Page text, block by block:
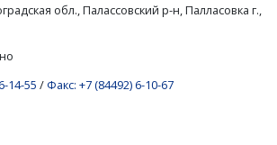
обл., Палассовский р-н, Палласовка г.,
14-55 / Факс: +7 (84492) 6-10-67